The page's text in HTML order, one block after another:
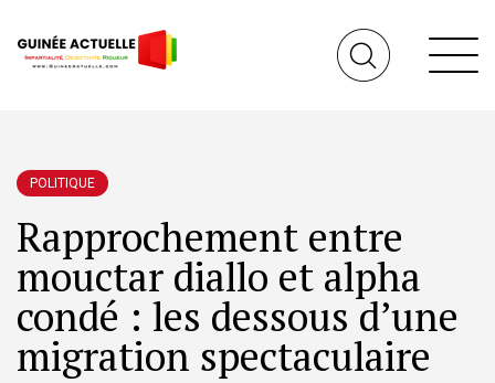
POLITIQUE
Rapprochement entre
mouctar diallo et alpha
condé : les dessous d’une
migration spectaculaire